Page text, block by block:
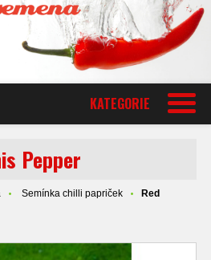
KATEGORIE
Pepper
Semínka chilli papriček
Red